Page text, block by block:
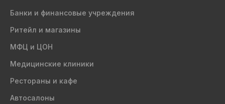
Банки и финансовые учреждения
Ритейл и магазины
МФЦ и ЦОН
Медицинские клиники
Рестораны и кафе
Автосалоны